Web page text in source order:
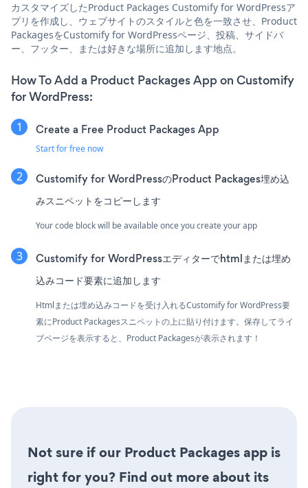
カスタマイズしたProduct Packages Customify for WordPressア
プリを作成し、ウェブサイトのスタイルと色を一致させ、Product
PackagesをCustomify for WordPressページ、投稿、サイドバ
ー、フッター、または好きな場所に追加します地点。
How To Add a Product Packages App on Customify
for WordPress:
Create a Free Product Packages App
Start for free now
Customify for WordPressのProduct Packages埋め込
みスニペットをコピーします
Your code block will be available once you create your app
Customify for WordPressエディターでhtmlまたは埋め
込みコード要素に追加します
Htmlまたは埋め込みコードを受け入れるCustomify for WordPress要
素にProduct Packagesスニペットの上に貼り付けます。保存してライ
ブページを表示すると、Product Packagesが表示されます！
Not sure if our Product Packages app is
right for you? Find out more about its